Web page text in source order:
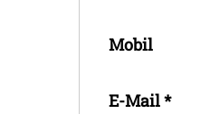
Mobil
E-Mail*